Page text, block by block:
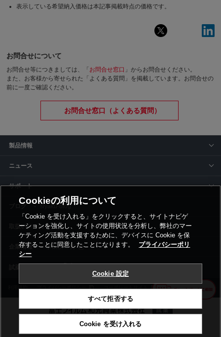
表示している希望納入価格は本記事掲載時点の価格です。
お問合せについて
お問合せ等につきましては、「 お問合せ窓口 」からお問合せください。
また、お客様から寄せられた「よくある質問」を掲載しています。お問合せの
前に一度ご確認ください。
お問合せ窓口（よくある質問）
製品情報
ニュース
サポート
siyaku-blog
取扱いメーカー
事業所一覧
利用規約 プライバシーポリシー コーポレートサイト Cookie設定
©富士フイルム和光純薬株式会社
Cookieの利用について
「Cookie を受け入れる」をクリックすると、サイトナビゲ
ーションを強化し、サイトの使用状況を分析し、弊社のマー
ケティング活動を支援するために、デバイスに Cookie を保
存することに同意したことになります。
プライバシーポリ
シー
Cookie 設定
すべて拒否する
Cookie を受け入れる